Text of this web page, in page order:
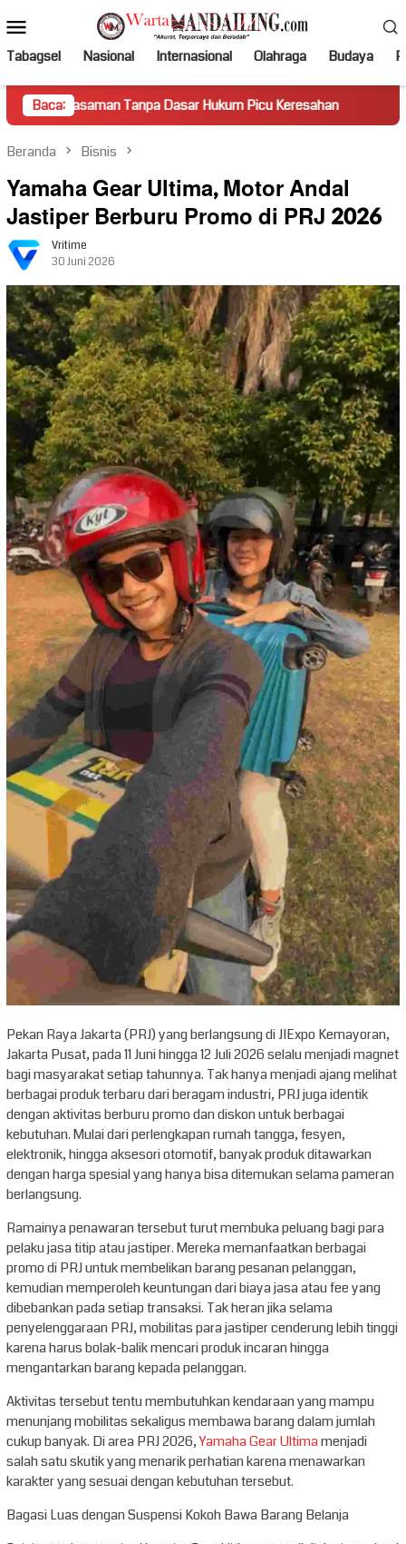
ke
kontenMobile
Tabagsel Nasional Internasional Olahraga Budaya
Baca:
Tanpa Dasar Hukum Picu Keresahan Truk Miring Hambat
Beranda Bisnis
Yamaha Gear Ultima, Motor Andal
Jastiper Berburu Promo di PRJ 2026
Vritime
30 Juni 2026
Pekan Raya Jakarta (PRJ) yang berlangsung di JIExpo Kemayoran,
Jakarta Pusat, pada 11 Juni hingga 12 Juli 2026 selalu menjadi magnet
bagi masyarakat setiap tahunnya. Tak hanya menjadi ajang melihat
berbagai produk terbaru dari beragam industri, PRJ juga identik
dengan aktivitas berburu promo dan diskon untuk berbagai
kebutuhan. Mulai dari perlengkapan rumah tangga, fesyen,
elektronik, hingga aksesori otomotif, banyak produk ditawarkan
dengan harga spesial yang hanya bisa ditemukan selama pameran
berlangsung.
Ramainya penawaran tersebut turut membuka peluang bagi para
pelaku jasa titip atau jastiper. Mereka memanfaatkan berbagai
promo di PRJ untuk membelikan barang pesanan pelanggan,
kemudian memperoleh keuntungan dari biaya jasa atau fee yang
dibebankan pada setiap transaksi. Tak heran jika selama
penyelenggaraan PRJ, mobilitas para jastiper cenderung lebih tinggi
karena harus bolak-balik mencari produk incaran hingga
mengantarkan barang kepada pelanggan.
Aktivitas tersebut tentu membutuhkan kendaraan yang mampu
menunjang mobilitas sekaligus membawa barang dalam jumlah
cukup banyak. Di area PRJ 2026,Yamaha Gear Ultimamenjadi
salah satu skutik yang menarik perhatian karena menawarkan
karakter yang sesuai dengan kebutuhan tersebut.
Bagasi Luas dengan Suspensi Kokoh Bawa Barang Belanja